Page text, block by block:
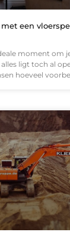
een
moment om
ligt toch al
hoeveel